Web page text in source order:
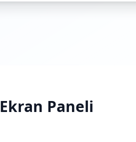
Ekran Paneli